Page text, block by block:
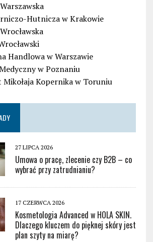
Hutnicza w Krakowie
Handlowa w Warszawie
w Poznaniu
Mikołaja Kopernika w Toruniu
27 LIPCA 2026
Umowa o pracę, zlecenie czy B2B – co
wybrać przy zatrudnianiu?
17 CZERWCA 2026
Kosmetologia Advanced w HOLA SKIN.
Dlaczego kluczem do pięknej skóry jest
plan szyty na miarę?